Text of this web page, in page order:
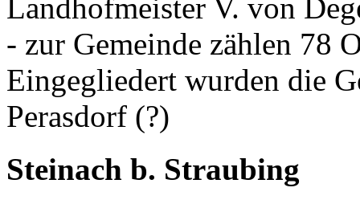
Landhofmeister V. von
- zur Gemeinde zählen 78
Eingegliedert wurden die
Perasdorf (?)
Steinach b. Straubing